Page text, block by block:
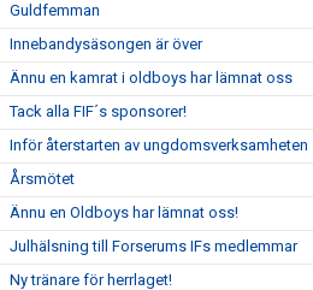
Guldfemman
Innebandysäsongen är över
Ännu en kamrat i oldboys har lämnat oss
Tack alla FIF´s sponsorer!
Inför återstarten av ungdomsverksamheten
Årsmötet
Ännu en Oldboys har lämnat oss!
Julhälsning till Forserums IFs medlemmar
Ny tränare för herrlaget!